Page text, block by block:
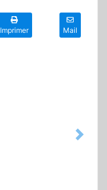
Imprimer Mail
Next